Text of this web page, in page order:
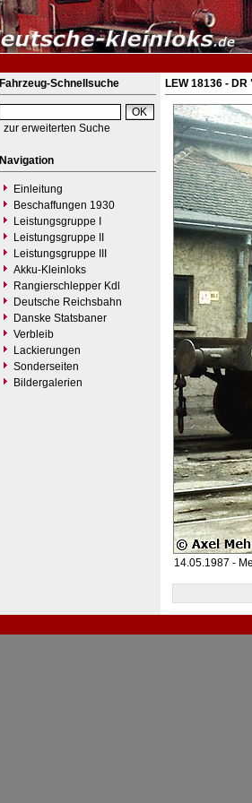
Fahrzeug-Schnellsuche
zur erweiterten Suche
Navigation
Einleitung
Beschaffungen 1930
Leistungsgruppe I
Leistungsgruppe II
Leistungsgruppe III
Akku-Kleinloks
Rangierschlepper Kdl
Deutsche Reichsbahn
Danske Statsbaner
Verbleib
Lackierungen
Sonderseiten
Bildergalerien
LEW 18136 -
14.05.1987 -